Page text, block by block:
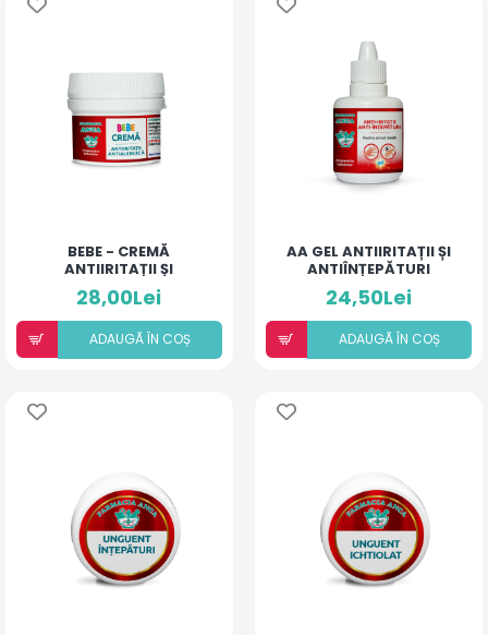
BEBE - CREMĂ
ANTIIRITAȚII ȘI
ANTIALERGICĂ
28,00Lei
ADAUGÃ ÎN COȘ
AA GEL ANTIIRITAȚII ȘI
ANTIÎNȚEPĂTURI
PENTRU ARSURI MEDII
24,50Lei
ADAUGÃ ÎN COȘ